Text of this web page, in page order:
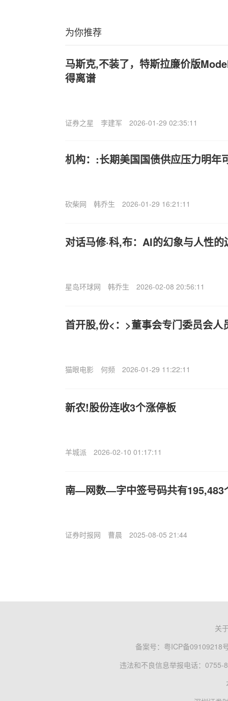
为你推荐
马斯克,不装了，特斯拉廉价版
得离谱
证券之星 李建军 2026-01-29 02:35:11
机构：:长期美国国债供应压力明年
砍柴网 韩乔生 2026-01-29 16:21:11
对话马修·科,布：AI的幻象与人性的
星岛环球网 韩乔生 2026-02-08 20:56:11
首开股,份<：>董事会专门委员会人
猫眼电影 何频 2026-01-29 11:22:11
新农!股份连收3个涨停板
羊城派 2026-02-10 01:17:11
南—网数—字中签号码共有195,483
证券时报网 曹晨 2025-08-05 21:44
关
备案号： 粤ICP备09109218
违法和不良信息举报电话：0755-